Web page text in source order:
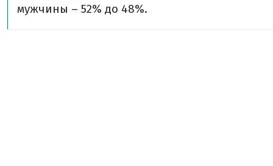
мужчины – 52% до 48%.